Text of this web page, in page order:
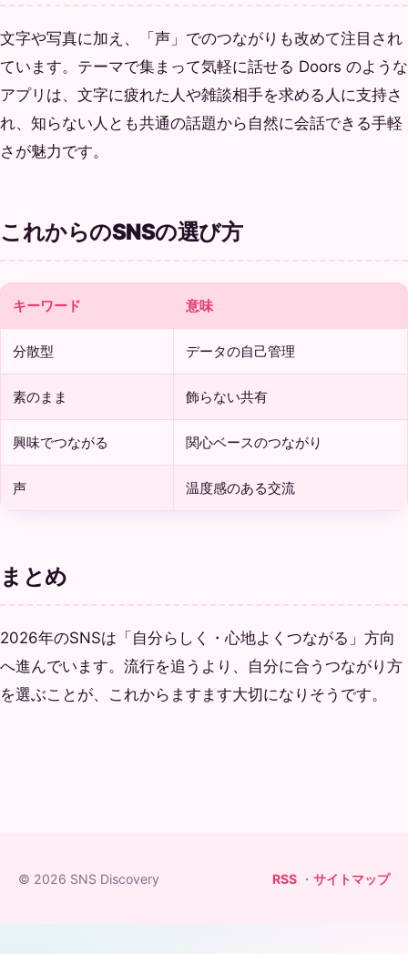
文字や写真に加え、「声」でのつながりも改めて注目され
ています。テーマで集まって気軽に話せる Doors のような
アプリは、文字に疲れた人や雑談相手を求める人に支持さ
れ、知らない人とも共通の話題から自然に会話できる手軽
さが魅力です。
これからのSNSの選び方
キーワード 意味
分散型 データの自己管理
素のまま 飾らない共有
興味でつながる 関心ベースのつながり
声 温度感のある交流
まとめ
2026年のSNSは「自分らしく・心地よくつながる」方向
へ進んでいます。流行を追うより、自分に合うつながり方
を選ぶことが、これからますます大切になりそうです。
© 2026 SNS Discovery RSS ・ サイトマップ